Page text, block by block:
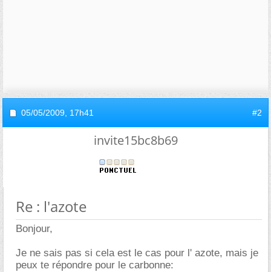
05/05/2009, 17h41 #2
invite15bc8b69
Re : l'azote
Bonjour,
Je ne sais pas si cela est le cas pour l' azote, mais je
peux te répondre pour le carbonne: